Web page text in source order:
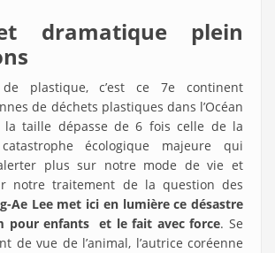
dramatique plein
plastique, c’est ce 7e continent
de déchets plastiques dans l’Océan
la taille dépasse de 6 fois celle de la
écologique majeure qui
plus sur notre mode de vie et
notre traitement de la question des
Ae Lee met ici en lumière ce désastre
pour enfants et le fait avec force. Se
de vue de l’animal, l’autrice coréenne